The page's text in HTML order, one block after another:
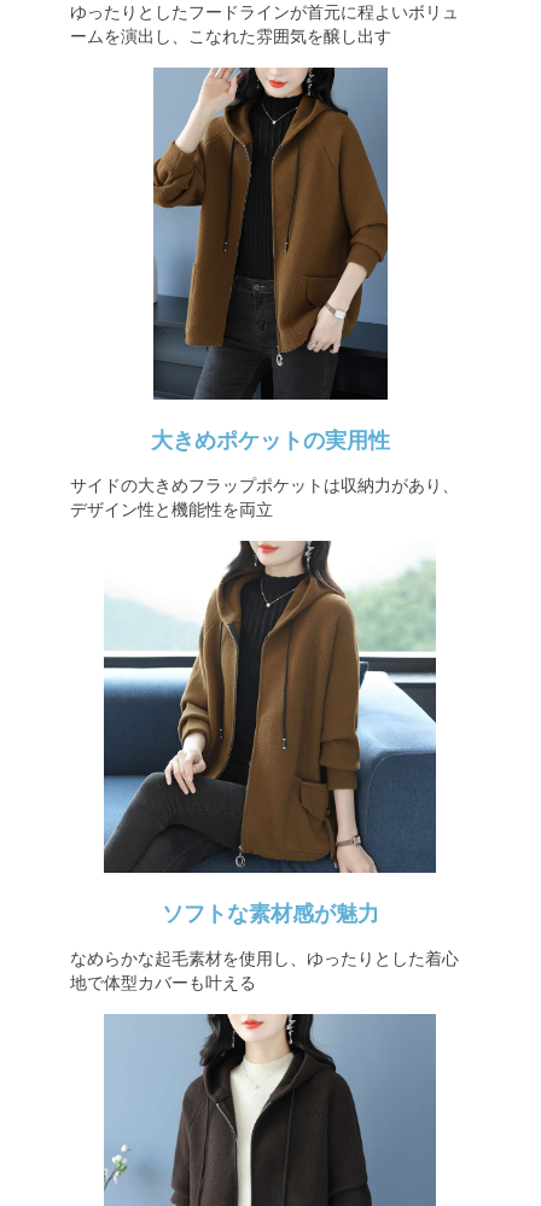
ゆったりとしたフードラインが首元に程よいボリュ
ームを演出し、こなれた雰囲気を醸し出す
大きめポケットの実用性
サイドの大きめフラップポケットは収納力があり、
デザイン性と機能性を両立
ソフトな素材感が魅力
なめらかな起毛素材を使用し、ゆったりとした着心
地で体型カバーも叶える